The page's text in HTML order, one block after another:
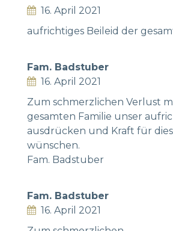
16. April 2021
aufrichtiges Beileid der
Fam. Badstuber
16. April 2021
Zum schmerzlichen Verlust
gesamten Familie unser
ausdrücken und Kraft für
wünschen.
Fam. Badstuber
Fam. Badstuber
16. April 2021